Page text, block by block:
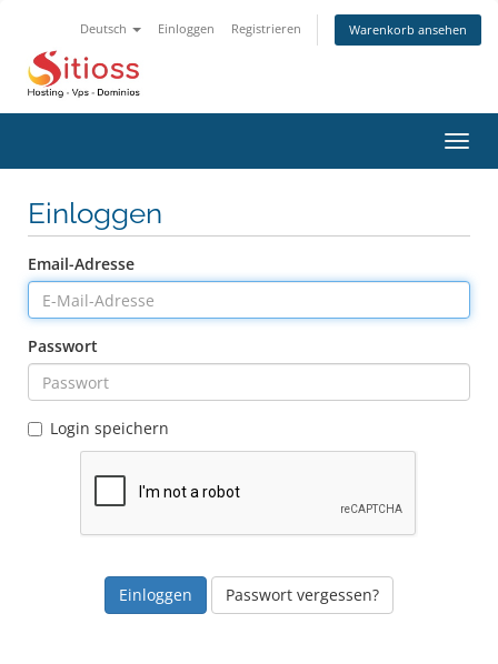
Deutsch Einloggen Registrieren Warenkorb ansehen
ein-/
Einloggen
Email-Adresse
Passwort
Login speichern
Passwort vergessen?